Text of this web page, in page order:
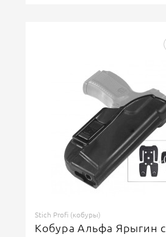
Stich Profi (кобуры)
Кобура Альфа Ярыгин с